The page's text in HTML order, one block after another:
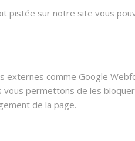
pistée sur notre site vous
externes comme Google
permettons de les
de la page.